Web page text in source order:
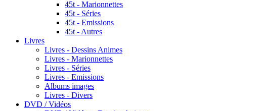
45t - Marionnettes
45t - Séries
45t - Emissions
45t - Autres
Livres
Livres - Dessins Animes
Livres - Marionnettes
Livres - Séries
Livres - Emissions
Albums images
Livres - Divers
DVD / Vidéos